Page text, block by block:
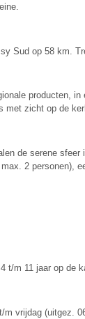
Sud op 58 km.
producten,
met zicht op de
de serene
2
m 11 jaar op de
vrijdag (uitgez.